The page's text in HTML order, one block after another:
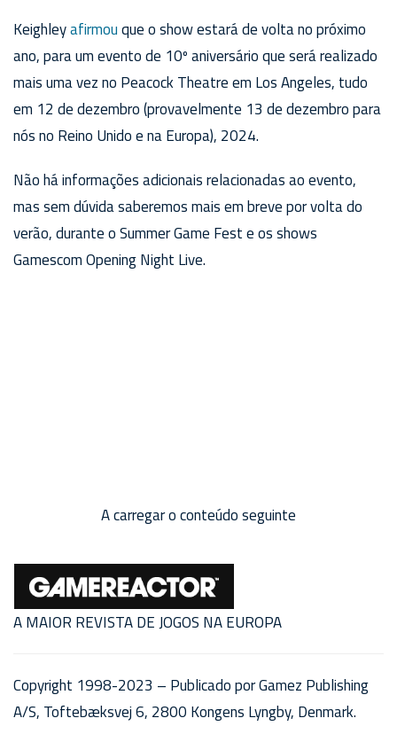
Keighleyafirmouque o show estará de volta no próximo
ano, para um evento de 10º aniversário que será realizado
mais uma vez no Peacock Theatre em Los Angeles, tudo
em 12 de dezembro (provavelmente 13 de dezembro para
nós no Reino Unido e na Europa), 2024.
Não há informações adicionais relacionadas ao evento,
mas sem dúvida saberemos mais em breve por volta do
verão, durante o Summer Game Fest e os shows
Gamescom Opening Night Live.
A carregar o conteúdo seguinte
A MAIOR REVISTA DE JOGOS NA EUROPA
Copyright 1998-2023 – Publicado por Gamez Publishing
A/S, Toftebæksvej 6, 2800 Kongens Lyngby, Denmark.